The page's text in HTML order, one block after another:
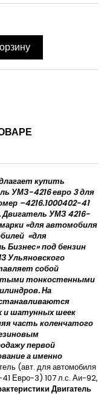
купить
УМЗ-4216 евро 3 для
–4216.1000402-41
Двигатель УМЗ 4216-
«для автомобиля
«для
Бизнес» под бензин
Ульяновского
собой
тонкостенными
На
и шатунных шеек
часть коленчатого
первой
а именно
(авт. для автомобиля
Евро-3) 107 л.с. Аи-92,
Двигатель